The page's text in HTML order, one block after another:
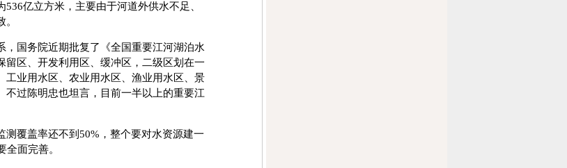
亿立方米，主要由于河道外供水不足、
国务院近期批复了《全国重要江河湖泊水
区、开发利用区、缓冲区，二级区划在一
业用水区、农业用水区、渔业用水区、景
过陈明忠也坦言，目前一半以上的重要江
覆盖率还不到50%，整个要对水资源建一
面完善。